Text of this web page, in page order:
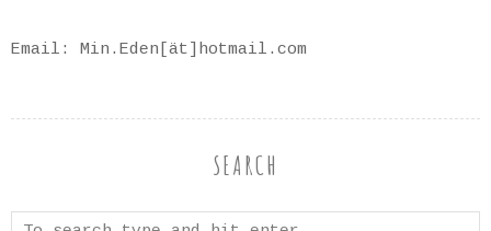
Email: Min.Eden[ät]hotmail.com
SEARCH